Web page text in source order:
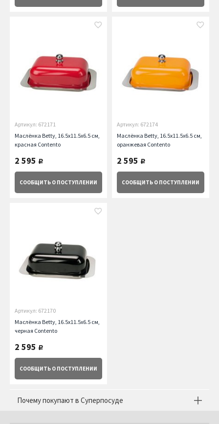
Артикул: 672171
Маслёнка Betty, 16.5х11.5х6.5 см,
красная Contento
2 595 руб.
СООБЩИТЬ О ПОСТУПЛЕНИИ
Артикул: 672174
Маслёнка Betty, 16.5х11.5х6.5 см,
оранжевая Contento
2 595 руб.
СООБЩИТЬ О ПОСТУПЛЕНИИ
Артикул: 672170
Маслёнка Betty, 16.5х11.5х6.5 см,
черная Contento
2 595 руб.
СООБЩИТЬ О ПОСТУПЛЕНИИ
Почему покупают в Суперпосуде